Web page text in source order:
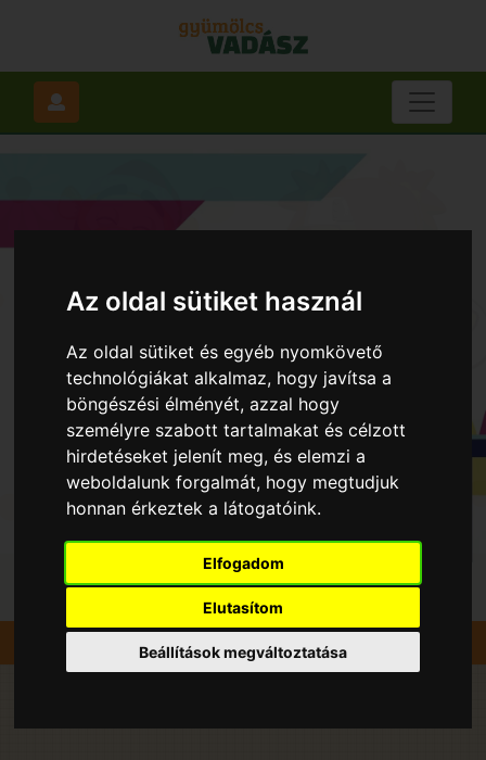
Az oldal sütiket használ
Az oldal sütiket és egyéb nyomkövető
technológiákat alkalmaz, hogy javítsa a
böngészési élményét, azzal hogy
személyre szabott tartalmakat és célzott
hirdetéseket jelenít meg, és elemzi a
weboldalunk forgalmát, hogy megtudjuk
honnan érkeztek a látogatóink.
Elfogadom
Elutasítom
Beállítások megváltoztatása
Szedd magad Cseresznye Kecskemét